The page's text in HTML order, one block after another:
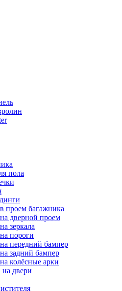
пола
проем багажника
дверной проем
зеркала
пороги
передний бампер
задний бампер
колёсные арки
двери